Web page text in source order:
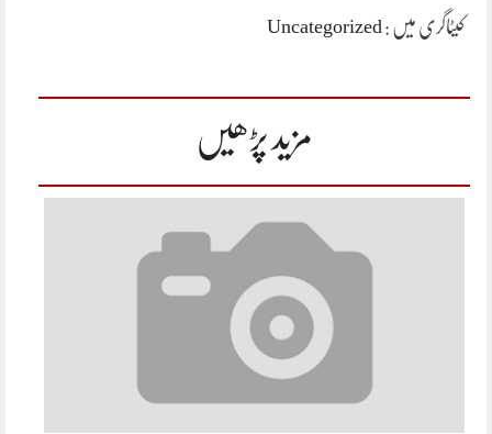
کیٹاگری میں : Uncategorized
مزید پڑھیں